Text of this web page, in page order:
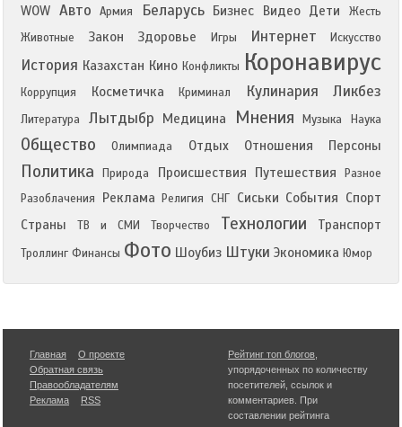
WOW Авто Армия Беларусь Бизнес Видео Дети
Жесть
Животные
Закон Здоровье Игры Интернет Искусство
История Казахстан Кино Конфликты Коронавирус
Коррупция Косметичка Криминал Кулинария Ликбез
Литература Лытдыбр Медицина Мнения Музыка Наука
Общество Олимпиада Отдых Отношения Персоны
Политика Природа Происшествия Путешествия
Разное
Разоблачения
Реклама Религия СНГ Сиськи События Спорт
Страны
ТВ и СМИ Творчество Технологии Транспорт
Троллинг Финансы Фото Шоубиз Штуки Экономика Юмор
Главная
О проекте
Обратная связь
Правообладателям
Реклама
RSS
Рейтинг топ блогов
упорядоченных по количеству
посетителей, ссылок и
комментариев. При
составлении рейтинга